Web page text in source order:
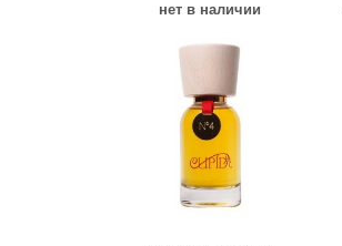
нет в наличии